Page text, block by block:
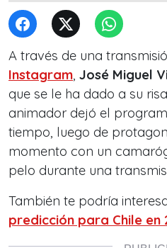
A través de una
Instagram, José Miguel
que se le ha dado a su
animador dejó el
tiempo, luego de
momento con un
pelo durante una
También te podría
predicción para Chile en